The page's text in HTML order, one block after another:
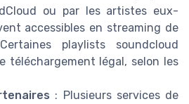
ou par les artistes eux-
accessibles en streaming de
playlists soundcloud
téléchargement légal, selon les
: Plusieurs services de